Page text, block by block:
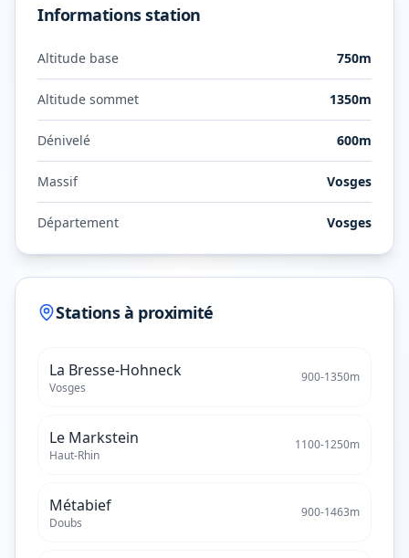
Informations station
Altitude base 750m
Altitude sommet 1350m
Dénivelé 600m
Massif Vosges
Département Vosges
Stations à proximité
La Bresse-Hohneck
Vosges
900-1350m
Le Markstein
Haut-Rhin
1100-1250m
Métabief
Doubs
900-1463m